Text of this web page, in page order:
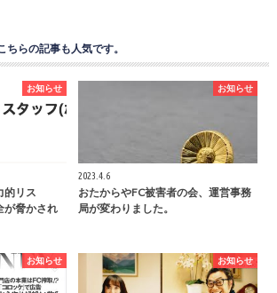
ちらの記事も人気です。
お知らせ
的リス
が脅かされ
お知らせ
2023.4.6
おたからやFC被害者の会、運営事務
局が変わりました。
お知らせ お知らせ